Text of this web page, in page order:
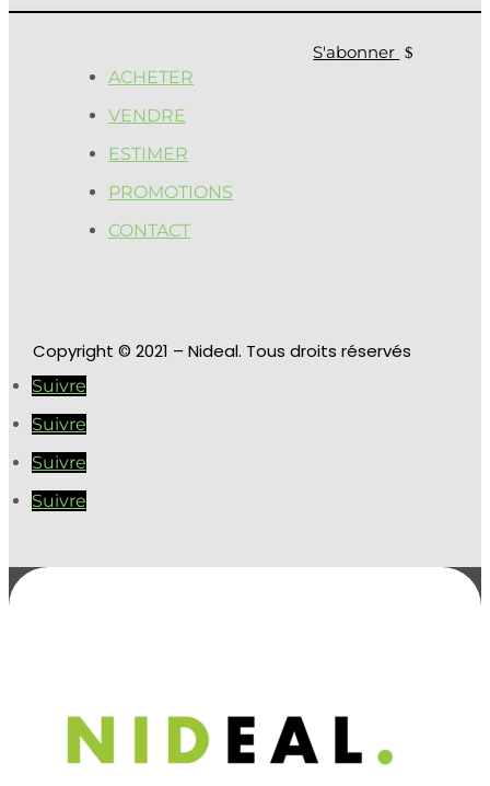
S'abonner
ACHETER
VENDRE
ESTIMER
PROMOTIONS
CONTACT
Copyright © 2021 – Nideal. Tous droits réservés
Suivre
Suivre
Suivre
Suivre